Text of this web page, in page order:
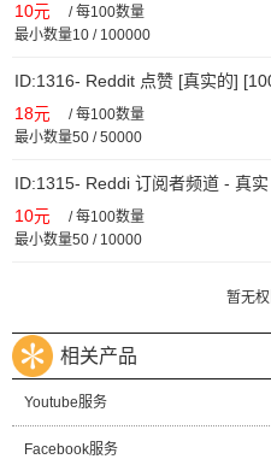
10元 /每100数量
最小数量10 / 100000
ID:1316- Reddit 点赞 [真实的]
18元 /每100数量
最小数量50 / 50000
ID:1315- Reddi 订阅者频道 - 真
10元 /每100数量
最小数量50 / 10000
暂无权
相关产品
Youtube服务
Facebook服务